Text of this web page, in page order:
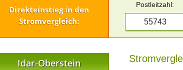
Direkteinstieg in den
Stromvergleich:
Postleitzahl:
Idar-Oberstein